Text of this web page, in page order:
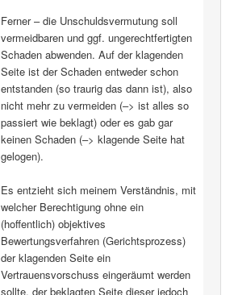
Ferner – die Unschuldsvermutung soll
vermeidbaren und ggf. ungerechtfertigten
Schaden abwenden. Auf der klagenden
Seite ist der Schaden entweder schon
entstanden (so traurig das dann ist), also
nicht mehr zu vermeiden (–> ist alles so
passiert wie beklagt) oder es gab gar
keinen Schaden (–> klagende Seite hat
gelogen).
Es entzieht sich meinem Verständnis, mit
welcher Berechtigung ohne ein
(hoffentlich) objektives
Bewertungsverfahren (Gerichtsprozess)
der klagenden Seite ein
Vertrauensvorschuss eingeräumt werden
sollte, der beklagten Seite dieser jedoch